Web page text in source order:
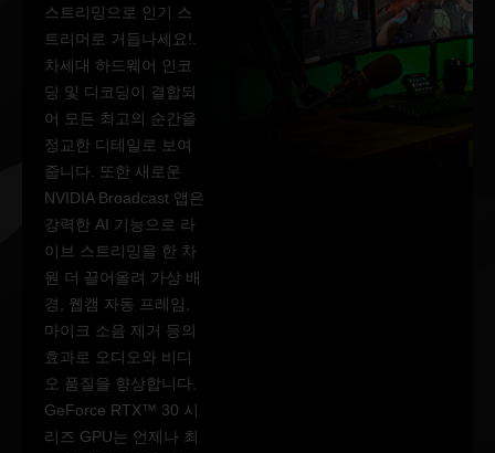
스트리밍으로 인기 스
트리머로 거듭나세요!.
차세대 하드웨어 인코
딩 및 디코딩이 결합되
어 모든 최고의 순간을
정교한 디테일로 보여
줍니다. 또한 새로운
NVIDIA Broadcast 앱은
강력한 AI 기능으로 라
이브 스트리밍을 한 차
원 더 끌어올려 가상 배
경, 웹캠 자동 프레임,
마이크 소음 제거 등의
효과로 오디오와 비디
오 품질을 향상합니다.
GeForce RTX™ 30 시
리즈 GPU는 언제나 최